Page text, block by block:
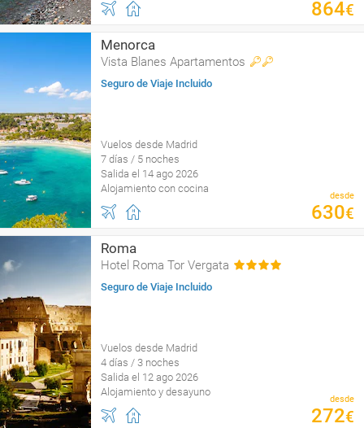
864€
Menorca
Vista Blanes Apartamentos
Seguro de Viaje Incluido
Vuelos desde Madrid
7 días / 5 noches
Salida el 14 ago 2026
Alojamiento con cocina
desde
630€
Roma
Hotel Roma Tor Vergata
Seguro de Viaje Incluido
Vuelos desde Madrid
4 días / 3 noches
Salida el 12 ago 2026
Alojamiento y desayuno
desde
272€